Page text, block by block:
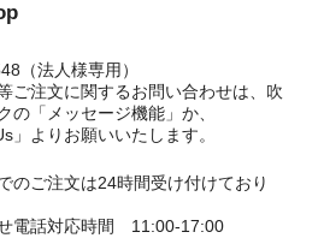
（法人様専用）
ご注文に関するお問い合わせは、吹
の「メッセージ機能」か、
」よりお願いいたします。
のご注文は24時間受け付けており
電話対応時間 11:00-17:00